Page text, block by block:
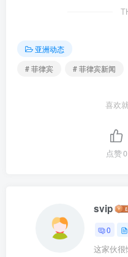
亚洲动态
# 菲律宾
# 菲律宾新闻
喜欢
点赞0
svip
0
这家伙很